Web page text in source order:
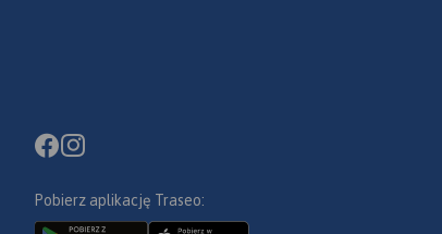
Pobierz aplikację Traseo: